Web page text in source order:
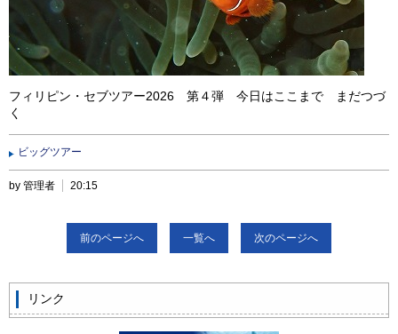
フィリピン・セブツアー2026 第４弾 今日はここまで まだつづ
く
ビッグツアー
by 管理者 20:15
前のページへ 一覧へ 次のページへ
リンク